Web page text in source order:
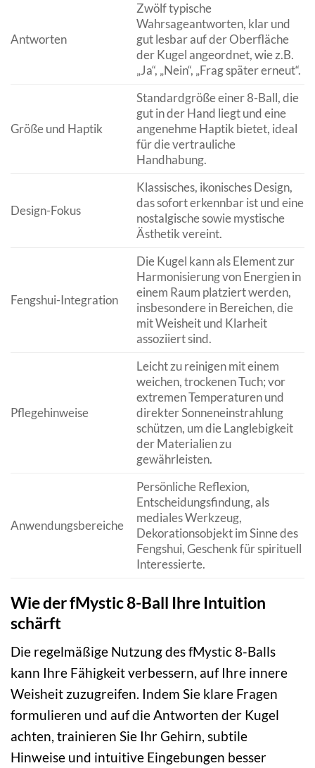
Antworten
Zwölf typische
Wahrsageantworten, klar und
gut lesbar auf der Oberfläche
der Kugel angeordnet, wie z.B.
„Ja“, „Nein“, „Frag später erneut“.
Größe und Haptik
Standardgröße einer 8-Ball, die
gut in der Hand liegt und eine
angenehme Haptik bietet, ideal
für die vertrauliche
Handhabung.
Design-Fokus
Klassisches, ikonisches Design,
das sofort erkennbar ist und eine
nostalgische sowie mystische
Ästhetik vereint.
Fengshui-Integration
Die Kugel kann als Element zur
Harmonisierung von Energien in
einem Raum platziert werden,
insbesondere in Bereichen, die
mit Weisheit und Klarheit
assoziiert sind.
Pflegehinweise
Leicht zu reinigen mit einem
weichen, trockenen Tuch; vor
extremen Temperaturen und
direkter Sonneneinstrahlung
schützen, um die Langlebigkeit
der Materialien zu
gewährleisten.
Anwendungsbereiche
Persönliche Reflexion,
Entscheidungsfindung, als
mediales Werkzeug,
Dekorationsobjekt im Sinne des
Fengshui, Geschenk für spirituell
Interessierte.
Wie der fMystic 8-Ball Ihre Intuition
schärft
Die regelmäßige Nutzung des fMystic 8-Balls
kann Ihre Fähigkeit verbessern, auf Ihre innere
Weisheit zuzugreifen. Indem Sie klare Fragen
formulieren und auf die Antworten der Kugel
achten, trainieren Sie Ihr Gehirn, subtile
Hinweise und intuitive Eingebungen besser